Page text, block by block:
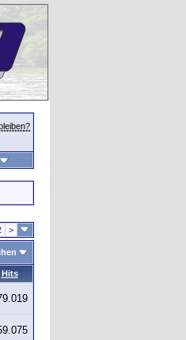
>
Hits